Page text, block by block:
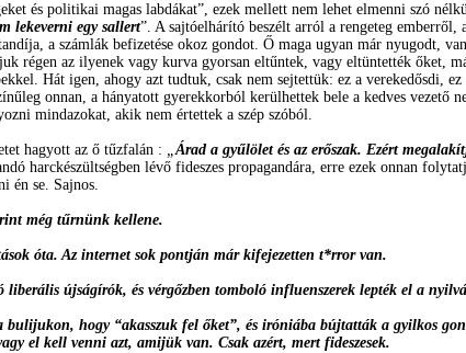
és politikai magas labdákat”, ezek mellett nem lehet elmenni szó
lekeverni egy sallert”. A sajtóelhárító beszélt arról a rengeteg
a számlák befizetése okoz gondot. Ő maga ugyan már nyugodt,
régen az ilyenek vagy kurva gyorsan eltűntek, vagy eltüntették őket,
Hát igen, ahogy azt tudtuk, csak nem sejtettük: ez a verekedősdi, ez
onnan, a hányatott gyerekkorból kerülhettek bele a kedves
mindazokat, akik nem értettek a szép szóból.
hagyott az ő tűzfalán : „Árad a gyűlölet és az erőszak. Ezért
harckészültségben lévő fideszes propagandára, erre ezek onnan
én se. Sajnos.
még tűrnünk kellene.
óta. Az internet sok pontján már kifejezetten t*rror van.
újságírók, és vérgőzben tomboló influenszerek lepték el a
hogy “akasszuk fel őket”, és iróniába bújtatták a gyilkos
el kell venni azt, amijük van. Csak azért, mert fideszesek.